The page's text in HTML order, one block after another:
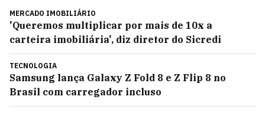
MERCADO IMOBILIÁRIO
'Queremos multiplicar por mais de 10x a
carteira imobiliária', diz diretor do Sicredi
TECNOLOGIA
Samsung lança Galaxy Z Fold 8 e Z Flip 8 no
Brasil com carregador incluso